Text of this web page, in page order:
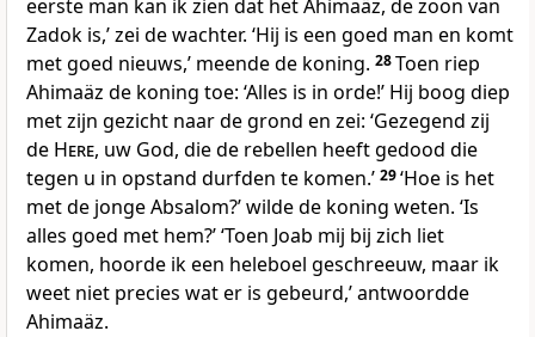
eerste man kan ik zien dat het Ahimaäz, de zoon van
Zadok is,’ zei de wachter. ‘Hij is een goed man en komt
met goed nieuws,’ meende de koning. 28Toen riep
Ahimaäz de koning toe: ‘Alles is in orde!’ Hij boog diep
met zijn gezicht naar de grond en zei: ‘Gezegend zij
de Here, uw God, die de rebellen heeft gedood die
tegen u in opstand durfden te komen.’ 29‘Hoe is het
met de jonge Absalom?’ wilde de koning weten. ‘Is
alles goed met hem?’ ‘Toen Joab mij bij zich liet
komen, hoorde ik een heleboel geschreeuw, maar ik
weet niet precies wat er is gebeurd,’ antwoordde
Ahimaäz.